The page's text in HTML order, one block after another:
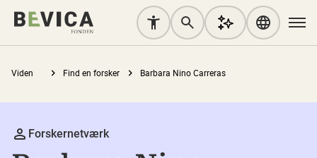
Viden Find en forsker Barbara Nino Carreras
Forskernetværk